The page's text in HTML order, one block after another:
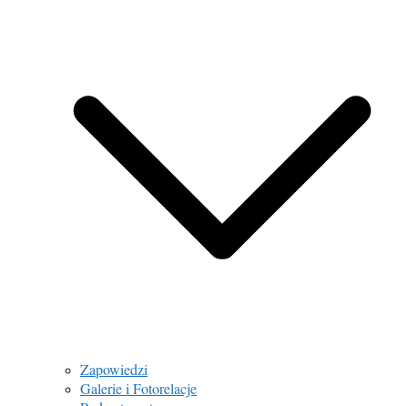
Zapowiedzi
Galerie i Fotorelacje